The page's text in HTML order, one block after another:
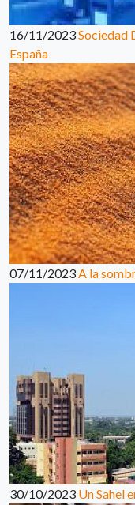
16/11/2023Sociedad
España
07/11/2023A la
30/10/2023 Un Sahel